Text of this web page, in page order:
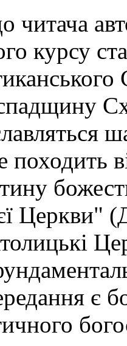
читача
курсу
походить
Церкви"
є